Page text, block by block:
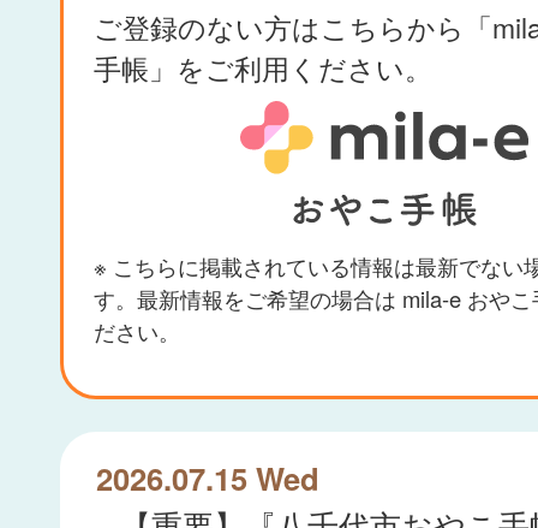
ご登録のない方はこちらから「
手帳」をご利用ください。
※ こちらに掲載されている情報は最新でない
す。最新情報をご希望の場合は mila-e おや
ださい。
2026.07.15 Wed